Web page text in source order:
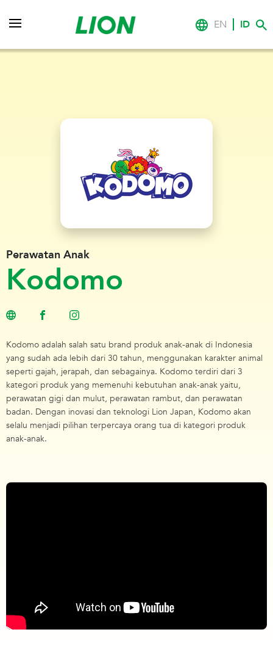
EN ID
Perawatan Anak
Kodomo
Kodomo adalah salah satu brand produk anak-anak di Indonesia
yang sudah ada lebih dari 30 tahun, menggunakan karakter animal
seperti gajah, jerapah, dan sebagainya. Kodomo terdiri dari 3
kategori produk yang memenuhi kebutuhan anak-anak yaitu,
perawatan gigi dan mulut, perawatan rambut, dan perawatan
badan. Dengan inovasi dan teknologi Lion Japan, Kodomo akan
selalu menjadi pilihan terpercaya orang tua di kategori produk
anak-anak.